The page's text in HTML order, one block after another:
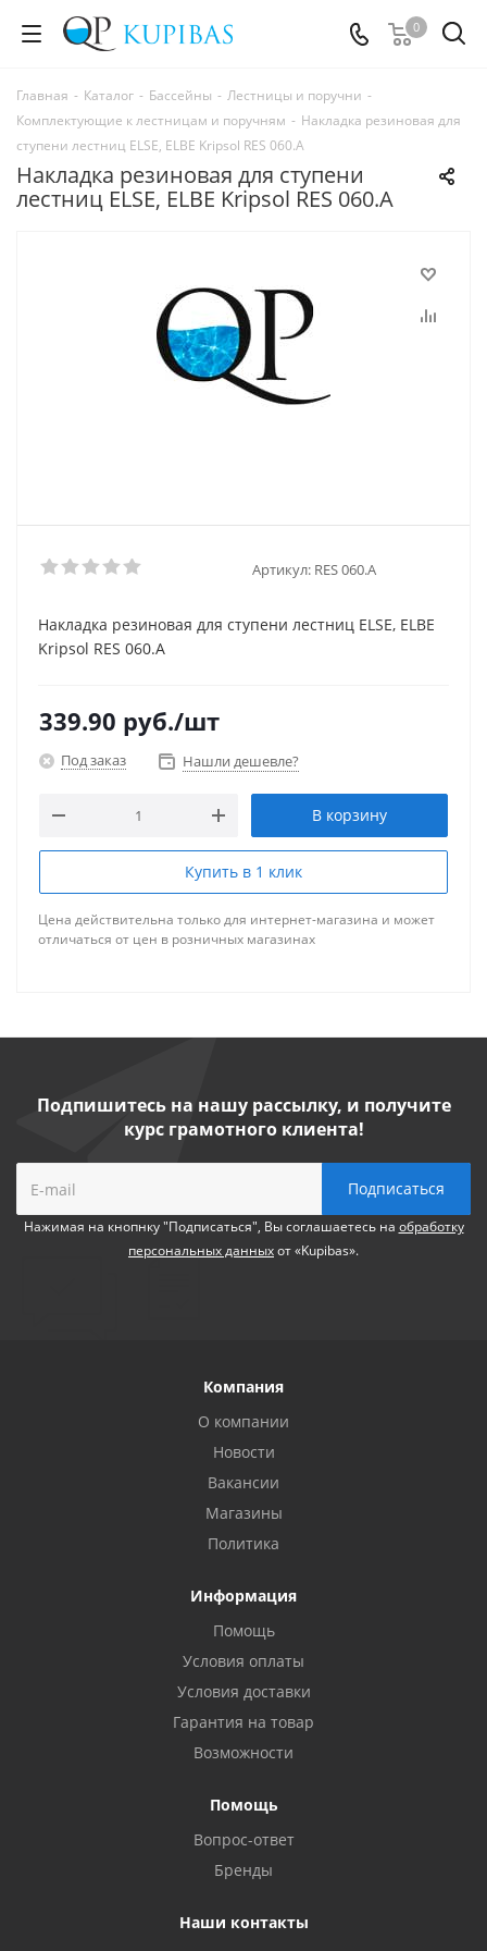
0
Главная - Каталог - Бассейны - Лестницы и поручни -
Комплектующие к лестницам и поручням - Накладка резиновая для
ступени лестниц ELSE, ELBE Kripsol RES 060.A
Накладка резиновая для ступени
лестниц ELSE, ELBE Kripsol RES 060.A
Артикул: RES 060.A
Накладка резиновая для ступени лестниц ELSE, ELBE
Kripsol RES 060.A
339.90 руб./шт
Под заказ Нашли дешевле?
В корзину
Купить в 1 клик
Цена действительна только для интернет-магазина и может
отличаться от цен в розничных магазинах
Подпишитесь на нашу рассылку, и получите
курс грамотного клиента!
Нажимая на кнопнку "Подписаться", Вы соглашаетесь на обработку
персональных данныхот «Kupibas».
Компания
О компании
Новости
Вакансии
Магазины
Политика
Информация
Помощь
Условия оплаты
Условия доставки
Гарантия на товар
Возможности
Помощь
Вопрос-ответ
Бренды
Наши контакты